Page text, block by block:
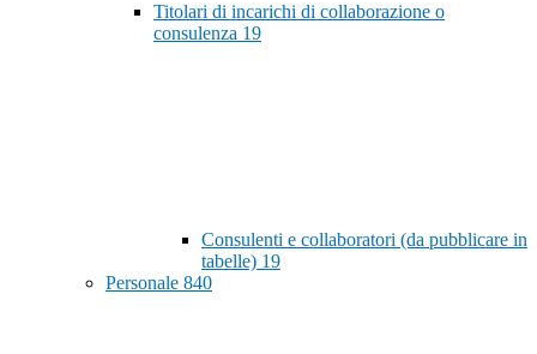
Titolari di incarichi di collaborazione o
consulenza 19
Consulenti e collaboratori (da pubblicare in
tabelle) 19
Personale 840